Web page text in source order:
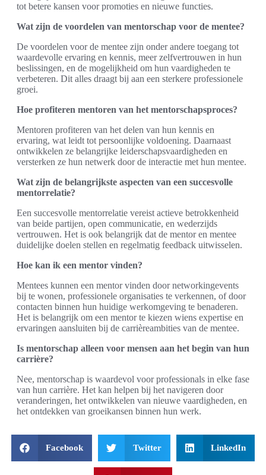
tot betere kansen voor promoties en nieuwe functies.
Wat zijn de voordelen van mentorschap voor de mentee?
De voordelen voor de mentee zijn onder andere toegang tot
waardevolle ervaring en kennis, meer zelfvertrouwen in hun
beslissingen, en de mogelijkheid om hun vaardigheden te
verbeteren. Dit alles draagt bij aan een sterkere professionele
groei.
Hoe profiteren mentoren van het mentorschapsproces?
Mentoren profiteren van het delen van hun kennis en
ervaring, wat leidt tot persoonlijke voldoening. Daarnaast
ontwikkelen ze belangrijke leiderschapsvaardigheden en
versterken ze hun netwerk door de interactie met hun mentee.
Wat zijn de belangrijkste aspecten van een succesvolle
mentorrelatie?
Een succesvolle mentorrelatie vereist actieve betrokkenheid
van beide partijen, open communicatie, en wederzijds
vertrouwen. Het is ook belangrijk dat de mentor en mentee
duidelijke doelen stellen en regelmatig feedback uitwisselen.
Hoe kan ik een mentor vinden?
Mentees kunnen een mentor vinden door networkingevents
bij te wonen, professionele organisaties te verkennen, of door
contacten binnen hun huidige werkomgeving te benaderen.
Het is belangrijk om een mentor te kiezen wiens expertise en
ervaringen aansluiten bij de carrièreambities van de mentee.
Is mentorschap alleen voor mensen aan het begin van hun
carrière?
Nee, mentorschap is waardevol voor professionals in elke fase
van hun carrière. Het kan helpen bij het navigeren door
veranderingen, het ontwikkelen van nieuwe vaardigheden, en
het ontdekken van groeikansen binnen hun werk.
Facebook Twitter LinkedIn